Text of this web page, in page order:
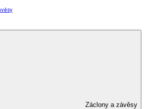
Záclony a závěsy